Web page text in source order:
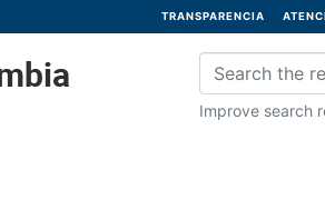
TRANSPARENCIA
Improve search